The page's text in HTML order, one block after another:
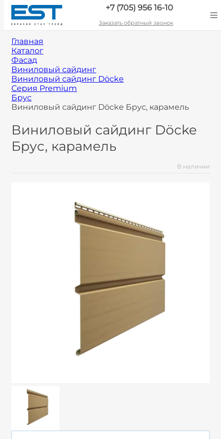
+7 (705) 956 16-10
Заказать обратный звонок
Главная
Каталог
Фасад
Виниловый сайдинг
Виниловый сайдинг Döcke
Серия Premium
Брус
Виниловый сайдинг Döcke Брус, карамель
Виниловый сайдинг Döcke
Брус, карамель
В наличии